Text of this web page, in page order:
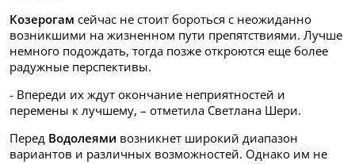
Козерогам сейчас не стоит бороться с неожиданно
возникшими на жизненном пути препятствиями. Лучше
немного подождать, тогда позже откроются еще более
радужные перспективы.
- Впереди их ждут окончание неприятностей и
перемены к лучшему, – отметила Светлана Шери.
Перед Водолеями возникнет широкий диапазон
вариантов и различных возможностей. Однако им не